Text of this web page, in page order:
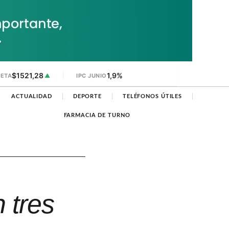
$1521,28 ▲ IPC JUNIO1,9%
ACTUALIDAD DEPORTE TELÉFONOS ÚTILES
FARMACIA DE TURNO
tres